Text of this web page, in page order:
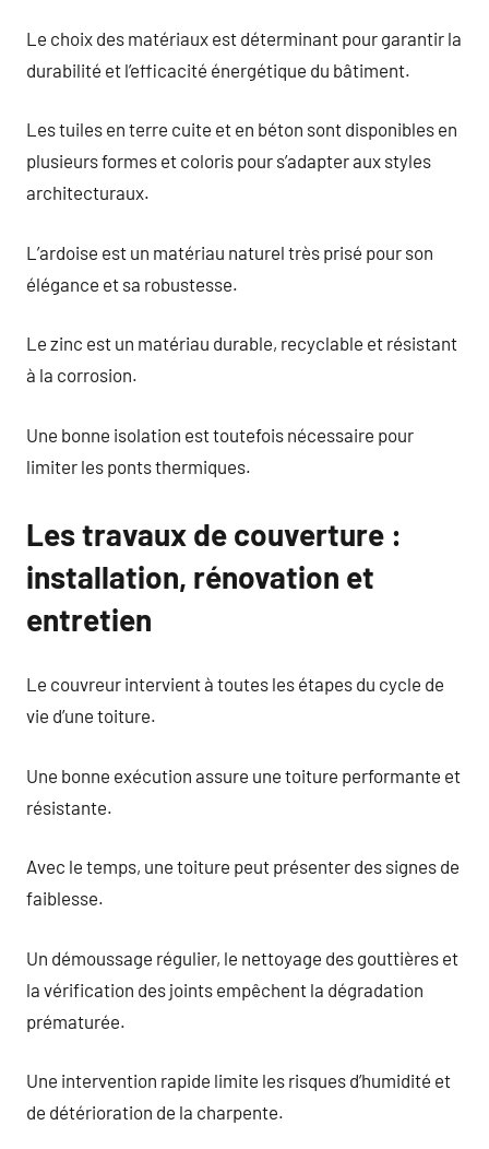
Le choix des matériaux est déterminant pour garantir la
durabilité et l’efficacité énergétique du bâtiment.
Les tuiles en terre cuite et en béton sont disponibles en
plusieurs formes et coloris pour s’adapter aux styles
architecturaux.
L’ardoise est un matériau naturel très prisé pour son
élégance et sa robustesse.
Le zinc est un matériau durable, recyclable et résistant
à la corrosion.
Une bonne isolation est toutefois nécessaire pour
limiter les ponts thermiques.
Les travaux de couverture :
installation, rénovation et
entretien
Le couvreur intervient à toutes les étapes du cycle de
vie d’une toiture.
Une bonne exécution assure une toiture performante et
résistante.
Avec le temps, une toiture peut présenter des signes de
faiblesse.
Un démoussage régulier, le nettoyage des gouttières et
la vérification des joints empêchent la dégradation
prématurée.
Une intervention rapide limite les risques d’humidité et
de détérioration de la charpente.